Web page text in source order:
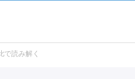
で読み解く